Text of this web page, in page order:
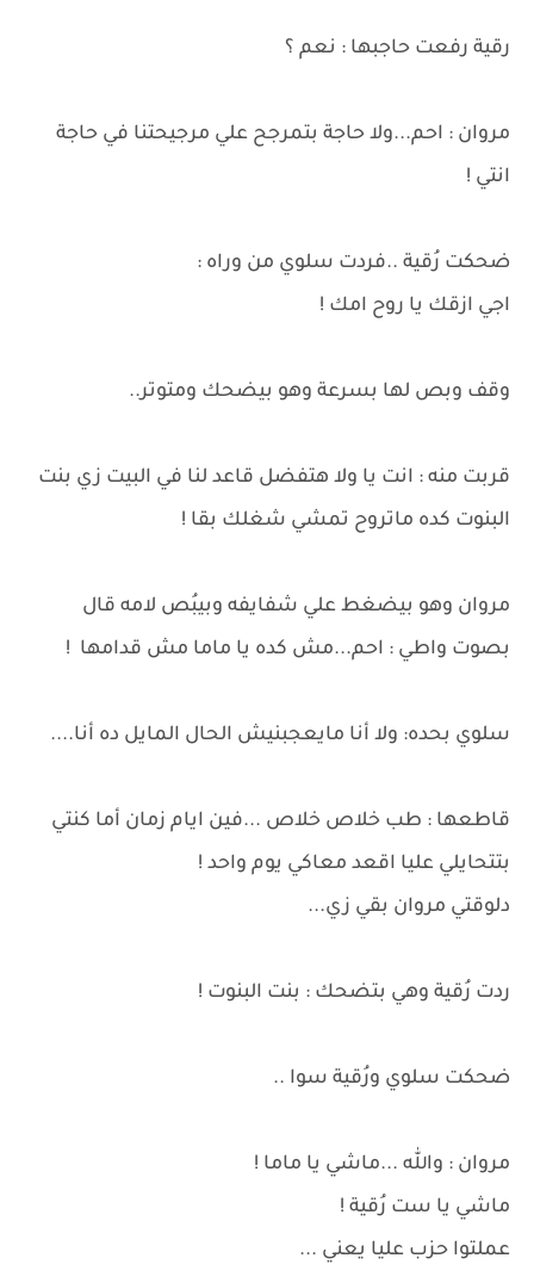
رقية رفعت حاجبها : نعم ؟
مروان : احم...ولا حاجة بتمرجح علي مرجيحتنا في حاجة
انتي !
ضحكت رُقية ..فردت سلوي من وراه :
اجي ازقك يا روح امك !
وقف وبص لها بسرعة وهو بيضحك ومتوتر..
قربت منه : انت يا ولا هتفضل قاعد لنا في البيت زي بنت
البنوت كده ماتروح تمشي شغلك بقا !
مروان وهو بيضغط علي شفايفه وبيبُص لامه قال
بصوت واطي : احم...مش كده يا ماما مش قدامها !
سلوي بحده: ولا أنا مايعجبنيش الحال المايل ده أنا....
قاطعها : طب خلاص خلاص ...فين ايام زمان أما كنتي
بتتحايلي عليا اقعد معاكي يوم واحد !
دلوقتي مروان بقي زي...
ردت رُقية وهي بتضحك : بنت البنوت !
ضحكت سلوي ورُقية سوا ..
مروان : والله ...ماشي يا ماما !
ماشي يا ست رُقية !
عملتوا حزب عليا يعني ...